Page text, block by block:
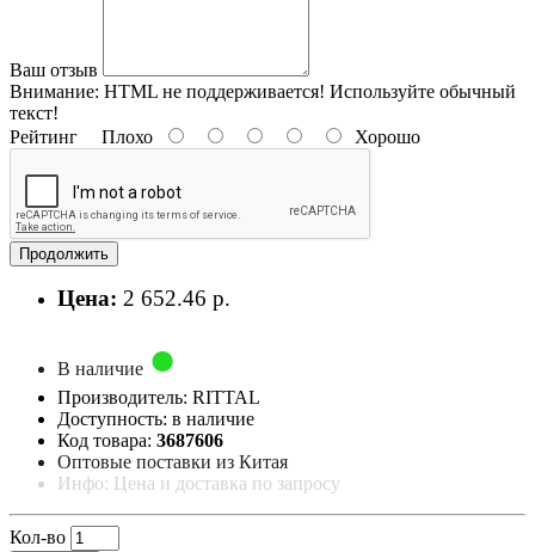
Ваш отзыв
Внимание: HTML не поддерживается! Используйте обычный
текст!
Рейтинг Плохо Хорошо
Продолжить
Цена: 2 652.46 р.
В наличие
Производитель: RITTAL
Доступность: в наличие
Код товара: 3687606
Оптовые поставки из Китая
Инфо: Цена и доставка по запросу
Кол-во